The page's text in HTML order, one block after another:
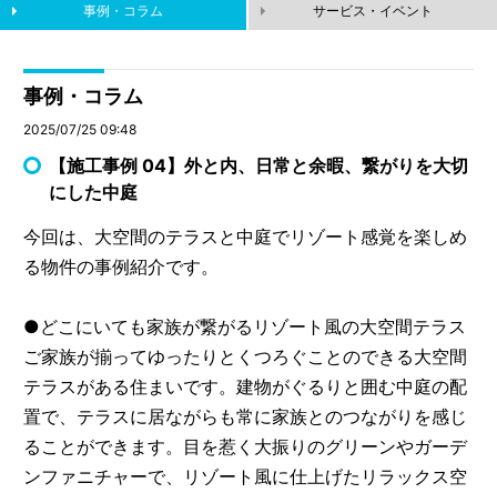
事例・コラム サービス・イベント
事例・コラム
2025/07/25 09:48
【施工事例 04】外と内、日常と余暇、繋がりを大切
にした中庭
今回は、大空間のテラスと中庭でリゾート感覚を楽しめ
る物件の事例紹介です。
●どこにいても家族が繋がるリゾート風の大空間テラス
ご家族が揃ってゆったりとくつろぐことのできる大空間
テラスがある住まいです。建物がぐるりと囲む中庭の配
置で、テラスに居ながらも常に家族とのつながりを感じ
ることができます。目を惹く大振りのグリーンやガーデ
ンファニチャーで、リゾート風に仕上げたリラックス空